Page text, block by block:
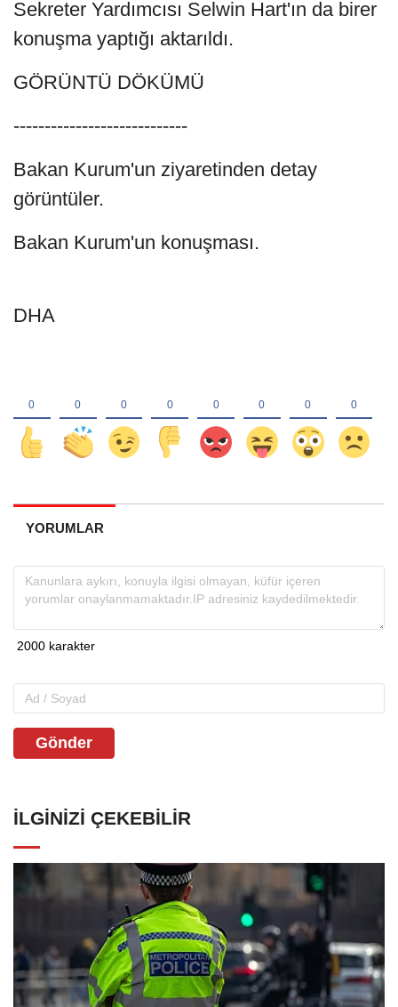
Sekreter Yardımcısı Selwin Hart'ın da birer
konuşma yaptığı aktarıldı.
GÖRÜNTÜ DÖKÜMÜ
----------------------------
Bakan Kurum'un ziyaretinden detay
görüntüler.
Bakan Kurum'un konuşması.
DHA
YORUMLAR
Gönder
İLGINIZI ÇEKEBILIR